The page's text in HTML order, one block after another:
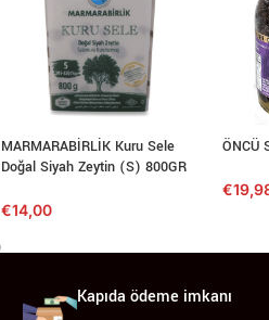
MARMARABİRLİK Kuru Sele
Doğal Siyah Zeytin (S) 800GR
€14,00
ÖNCÜ
€
Kapıda ödeme imkanı